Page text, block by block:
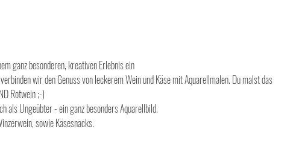
ganz besonderen, kreativen Erlebnis ein
wir den Genuss von leckerem Wein und Käse mit Aquarellmalen. Du malst das
Rotwein ;-)
als Ungeübter - ein ganz besonders Aquarellbild.
sowie Käsesnacks.